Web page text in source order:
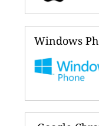
Windows